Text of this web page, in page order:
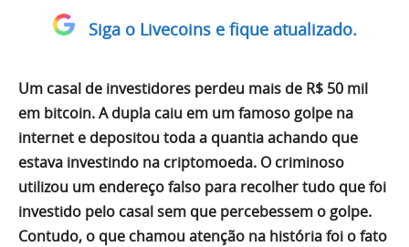
Siga o Livecoins e fique atualizado.
Um casal de investidores perdeu mais de R$ 50 mil
em bitcoin. A dupla caiu em um famoso golpe na
internet e depositou toda a quantia achando que
estava investindo na criptomoeda. O criminoso
utilizou um endereço falso para recolher tudo que foi
investido pelo casal sem que percebessem o golpe.
Contudo, o que chamou atenção na história foi o fato